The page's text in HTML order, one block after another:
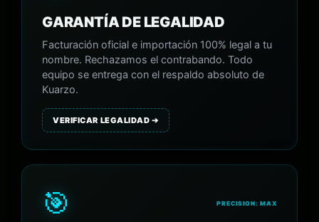
GARANTÍA DE LEGALIDAD
Facturación oficial e importación 100% legal a tu
nombre. Rechazamos el contrabando. Todo
equipo se entrega con el respaldo absoluto de
Kuarzo.
VERIFICAR LEGALIDAD ➔
🎯 PRECISION: MAX